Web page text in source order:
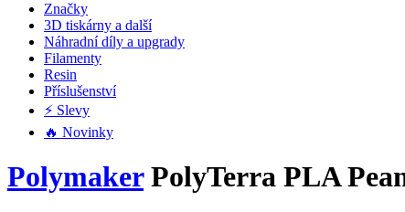
Značky
3D tiskárny a další
Náhradní díly a upgrady
Filamenty
Resin
Příslušenství
⚡ Slevy
🔥 Novinky
PolymakerPolyTerra PLA